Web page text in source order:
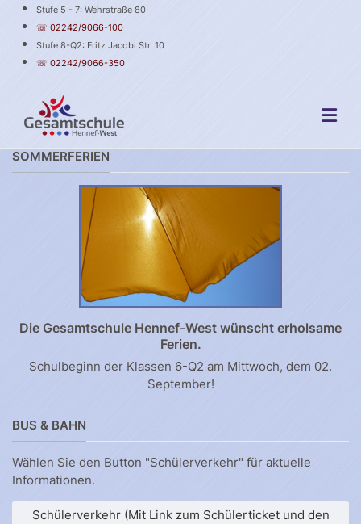
Stufe 5 - 7: Wehrstraße 80
☏ 02242/9066-100
Stufe 8-Q2: Fritz Jacobi Str. 10
☏ 02242/9066-350
SOMMERFERIEN
Die Gesamtschule Hennef-West wünscht erholsame
Ferien.
Schulbeginn der Klassen 6-Q2 am Mittwoch, dem 02.
September!
BUS & BAHN
Wählen Sie den Button "Schülerverkehr" für aktuelle
Informationen.
Schülerverkehr (Mit Link zum Schülerticket und den